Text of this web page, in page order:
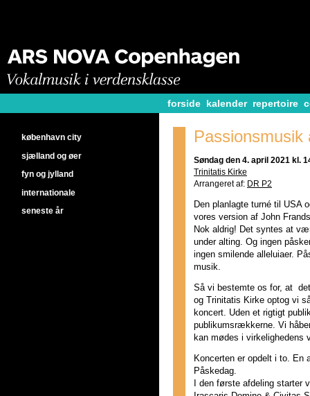
forside kalender repertoire
Søndag den 4. april 2021 kl.
Trinitatis Kirke
Arrangeret af: DR P2
Den planlagte turné til USA
vores version af John
Nok aldrig! Det syntes at
under alting. Og ingen
ingen smilende alleluiaer.
musik.
Så vi bestemte os for, at
og Trinitatis Kirke optog vi
koncert. Uden et rigtigt
publikumsrækkerne. Vi
kan mødes i virkelighedens
Koncerten er opdelt i to. En
Påskedag.
I den første afdeling starter
københavn city
sjælland og øer
fyn og jylland
internationale
seneste år